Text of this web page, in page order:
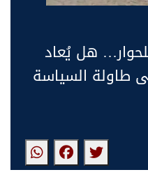
هل يُعاد
طاولة السياسة